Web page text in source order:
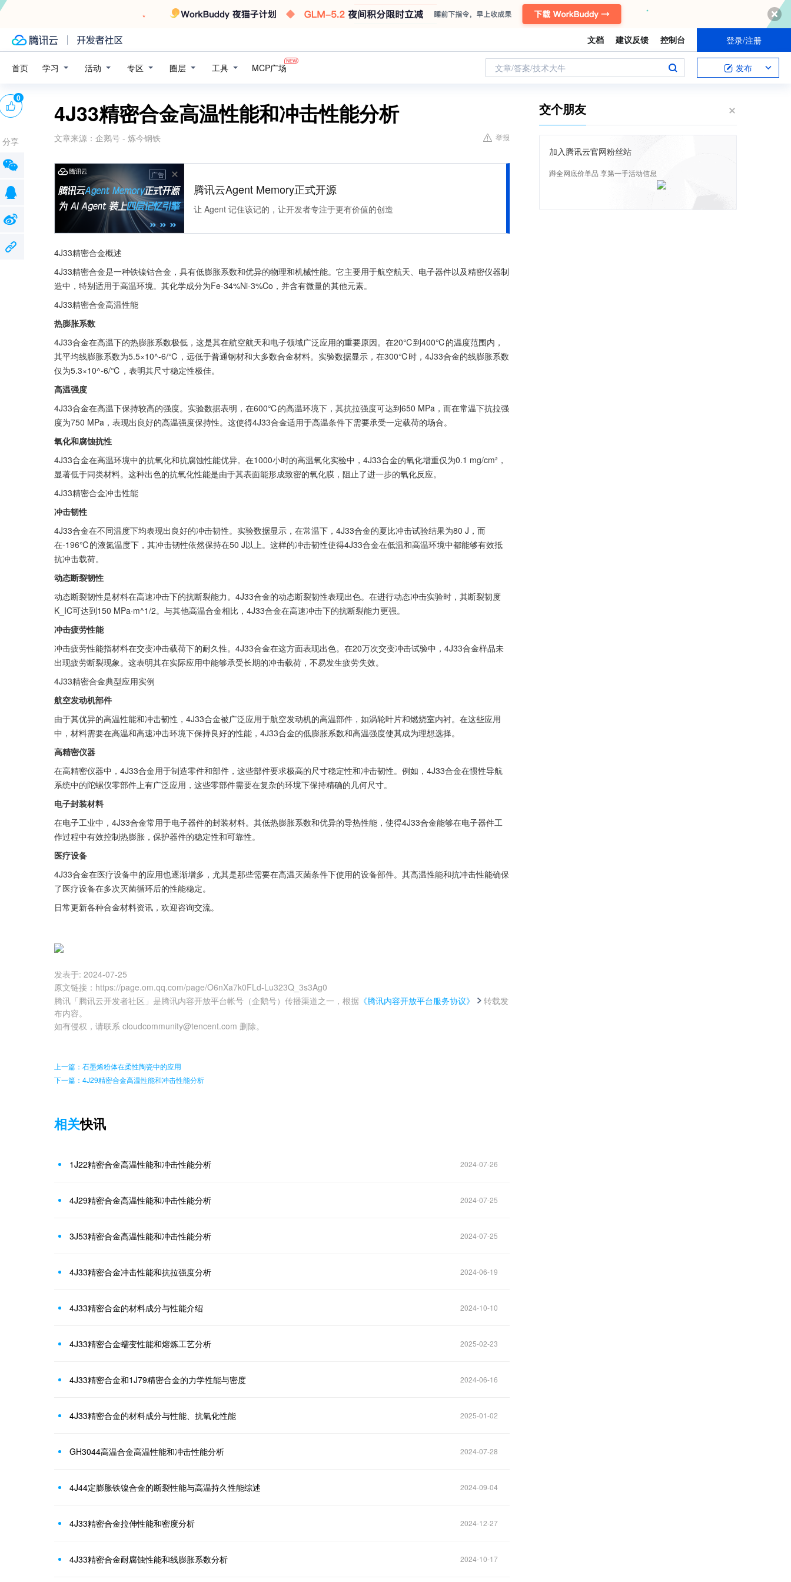
文档 建议反馈 控制台 登录/注册
首页 学习 活动 专区 圈层 工具 MCP广场 文章/答案/技术大牛 发布
4J33精密合金高温性能和冲击性能分析
文章来源： 企鹅号 - 炼今钢铁 举报
广告
腾讯云Agent Memory正式开源
让 Agent 记住该记的，让开发者专注于更有价值的创造
4J33精密合金概述
4J33精密合金是一种铁镍钴合金，具有低膨胀系数和优异的物理和机械性能。它主要用于航空航天、电子器件以及精密仪器制
造中，特别适用于高温环境。其化学成分为Fe-34%Ni-3%Co，并含有微量的其他元素。
4J33精密合金高温性能
热膨胀系数
4J33合金在高温下的热膨胀系数极低，这是其在航空航天和电子领域广泛应用的重要原因。在20℃到400℃的温度范围内，
其平均线膨胀系数为5.5×10^-6/℃，远低于普通钢材和大多数合金材料。实验数据显示，在300℃时，4J33合金的线膨胀系数
仅为5.3×10^-6/℃，表明其尺寸稳定性极佳。
高温强度
4J33合金在高温下保持较高的强度。实验数据表明，在600℃的高温环境下，其抗拉强度可达到650 MPa，而在常温下抗拉强
度为750 MPa，表现出良好的高温强度保持性。这使得4J33合金适用于高温条件下需要承受一定载荷的场合。
氧化和腐蚀抗性
4J33合金在高温环境中的抗氧化和抗腐蚀性能优异。在1000小时的高温氧化实验中，4J33合金的氧化增重仅为0.1 mg/cm²，
显著低于同类材料。这种出色的抗氧化性能是由于其表面能形成致密的氧化膜，阻止了进一步的氧化反应。
4J33精密合金冲击性能
冲击韧性
4J33合金在不同温度下均表现出良好的冲击韧性。实验数据显示，在常温下，4J33合金的夏比冲击试验结果为80 J，而
在-196℃的液氮温度下，其冲击韧性依然保持在50 J以上。这样的冲击韧性使得4J33合金在低温和高温环境中都能够有效抵
抗冲击载荷。
动态断裂韧性
动态断裂韧性是材料在高速冲击下的抗断裂能力。4J33合金的动态断裂韧性表现出色。在进行动态冲击实验时，其断裂韧度
K_IC可达到150 MPa·m^1/2。与其他高温合金相比，4J33合金在高速冲击下的抗断裂能力更强。
冲击疲劳性能
冲击疲劳性能指材料在交变冲击载荷下的耐久性。4J33合金在这方面表现出色。在20万次交变冲击试验中，4J33合金样品未
出现疲劳断裂现象。这表明其在实际应用中能够承受长期的冲击载荷，不易发生疲劳失效。
4J33精密合金典型应用实例
航空发动机部件
由于其优异的高温性能和冲击韧性，4J33合金被广泛应用于航空发动机的高温部件，如涡轮叶片和燃烧室内衬。在这些应用
中，材料需要在高温和高速冲击环境下保持良好的性能，4J33合金的低膨胀系数和高温强度使其成为理想选择。
高精密仪器
在高精密仪器中，4J33合金用于制造零件和部件，这些部件要求极高的尺寸稳定性和冲击韧性。例如，4J33合金在惯性导航
系统中的陀螺仪零部件上有广泛应用，这些零部件需要在复杂的环境下保持精确的几何尺寸。
电子封装材料
在电子工业中，4J33合金常用于电子器件的封装材料。其低热膨胀系数和优异的导热性能，使得4J33合金能够在电子器件工
作过程中有效控制热膨胀，保护器件的稳定性和可靠性。
医疗设备
4J33合金在医疗设备中的应用也逐渐增多，尤其是那些需要在高温灭菌条件下使用的设备部件。其高温性能和抗冲击性能确保
了医疗设备在多次灭菌循环后的性能稳定。
日常更新各种合金材料资讯，欢迎咨询交流。
发表于: 2024-07-25
原文链接 ： https://page.om.qq.com/page/O6nXa7k0FLd-Lu323Q_3s3Ag0
腾讯「腾讯云开发者社区」是腾讯内容开放平台帐号（企鹅号）传播渠道之一，根据 《腾讯内容开放平台服务协议》
转载发
布内容。
如有侵权，请联系 cloudcommunity@tencent.com 删除。
0
分享
上一篇：石墨烯粉体在柔性陶瓷中的应用
下一篇：4J29精密合金高温性能和冲击性能分析
相关快讯
1J22精密合金高温性能和冲击性能分析 2024-07-26
4J29精密合金高温性能和冲击性能分析 2024-07-25
3J53精密合金高温性能和冲击性能分析 2024-07-25
4J33精密合金冲击性能和抗拉强度分析 2024-06-19
4J33精密合金的材料成分与性能介绍 2024-10-10
4J33精密合金蠕变性能和熔炼工艺分析 2025-02-23
4J33精密合金和1J79精密合金的力学性能与密度 2024-06-16
4J33精密合金的材料成分与性能、抗氧化性能 2025-01-02
GH3044高温合金高温性能和冲击性能分析 2024-07-28
4J44定膨胀铁镍合金的断裂性能与高温持久性能综述 2024-09-04
4J33精密合金拉伸性能和密度分析 2024-12-27
4J33精密合金耐腐蚀性能和线膨胀系数分析 2024-10-17
交个朋友
加入腾讯云官网粉丝站
蹲全网底价单品 享第一手活动信息